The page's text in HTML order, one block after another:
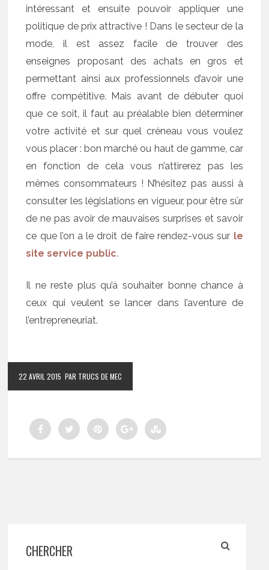
intéressant et ensuite pouvoir appliquer une
politique de prix attractive ! Dans le secteur de la
mode, il est assez facile de trouver des
enseignes proposant des achats en gros et
permettant ainsi aux professionnels d’avoir une
offre compétitive. Mais avant de débuter quoi
que ce soit, il faut au préalable bien déterminer
votre activité et sur quel créneau vous voulez
vous placer : bon marché ou haut de gamme, car
en fonction de cela vous n’attirerez pas les
mêmes consommateurs ! N’hésitez pas aussi à
consulter les législations en vigueur, pour être sûr
de ne pas avoir de mauvaises surprises et savoir
ce que l’on a le droit de faire rendez-vous sur le
site service public.
Il ne reste plus qu’à souhaiter bonne chance à
ceux qui veulent se lancer dans l’aventure de
l’entrepreneuriat.
22 AVRIL 2015 PAR TRUCS DE MEC
CHERCHER